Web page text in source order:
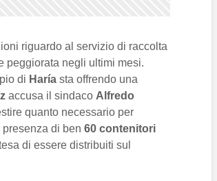
riguardo al servizio di raccolta
peggiorata negli ultimi mesi.
di Haría sta offrendo una
accusa il sindaco Alfredo
quanto necessario per
di ben 60 contenitori
di essere distribuiti sul